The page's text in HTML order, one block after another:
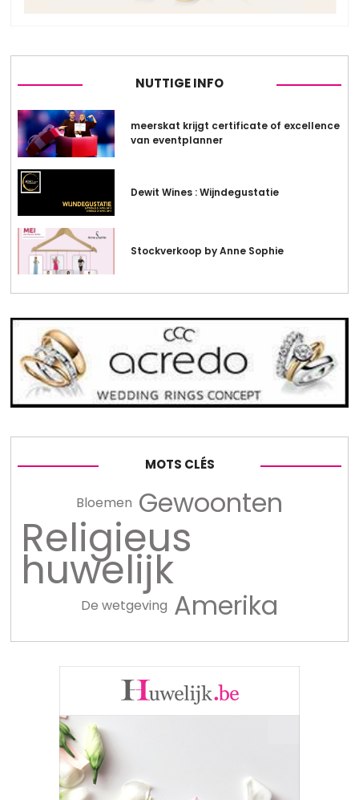
NUTTIGE INFO
meerskat krijgt certificate of excellence
van eventplanner
Dewit Wines : Wijndegustatie
Stockverkoop by Anne Sophie
MOTS CLÉS
Bloemen Gewoonten
Religieus
huwelijk
De wetgeving Amerika